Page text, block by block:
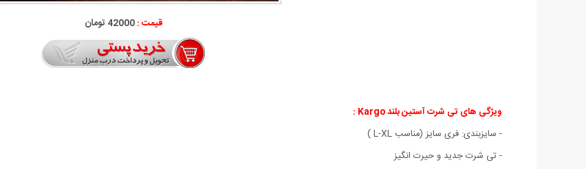
قیمت :42000 تومان
ویژگی های تی شرت آستین بلند Kargo :
- سایزبندی: فری سایز (مناسب L-XL )
- تی شرت جدید و حیرت انگیز